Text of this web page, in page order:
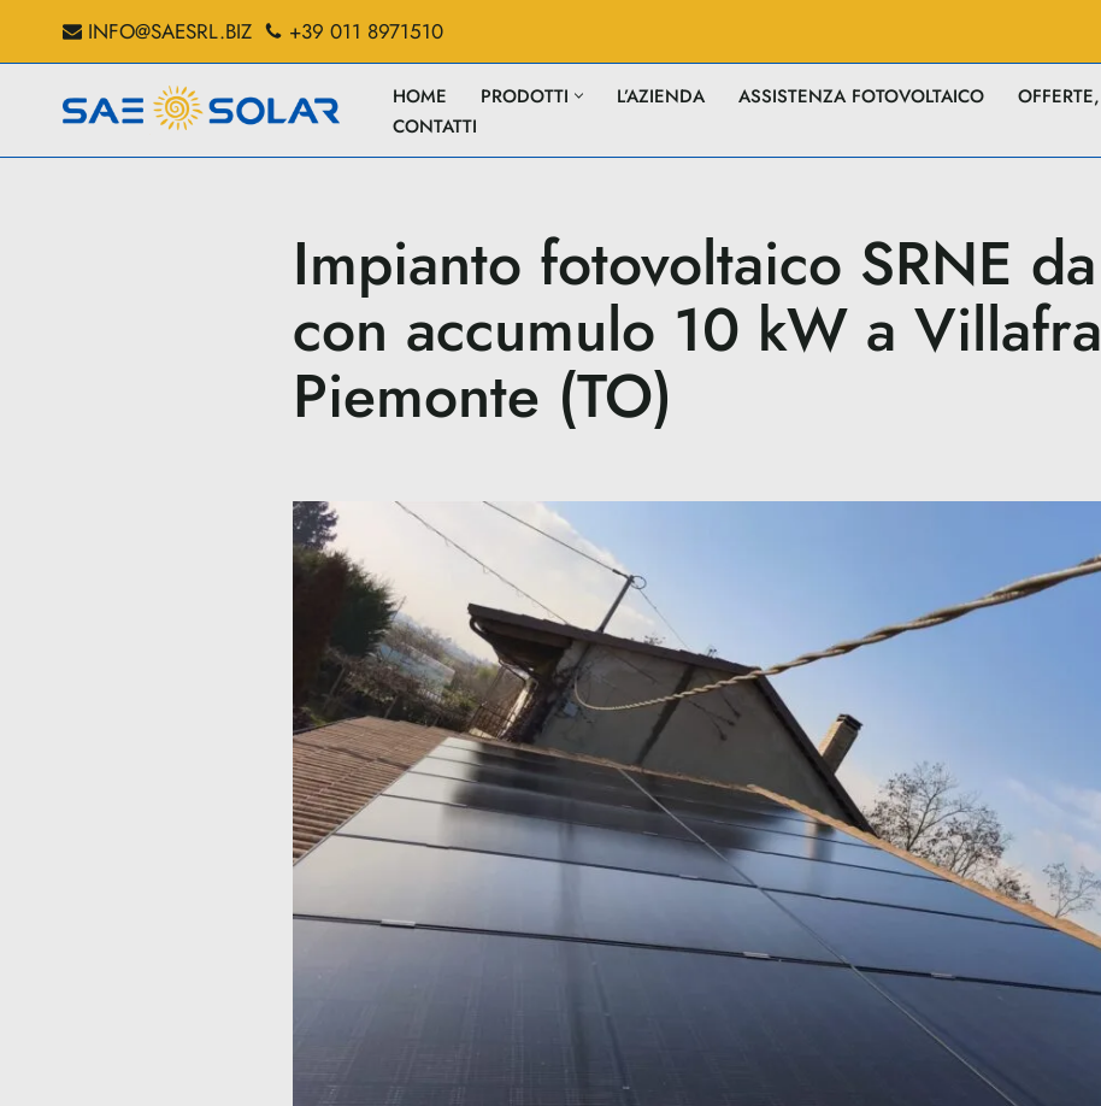
Vai
contenuto
INFO@SAESRL.BIZ +39 011 8971510
HOME PRODOTTI L’AZIENDA ASSISTENZA FOTOVOLTAICO
CONTATTI
Impianto fotovoltaico SRNE
con accumulo 10 kW a
Piemonte (TO)